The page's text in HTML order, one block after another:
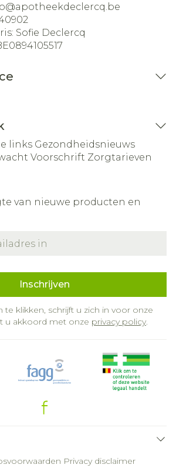
apotheekdeclercq.be
Sofie Declercq
links Gezondheidsnieuws
Voorschrift Zorgtarieven
van nieuwe producten en
Inschrijven
te klikken, schrijft u zich in voor onze
u akkoord met onze privacy policy.
Privacy disclaimer